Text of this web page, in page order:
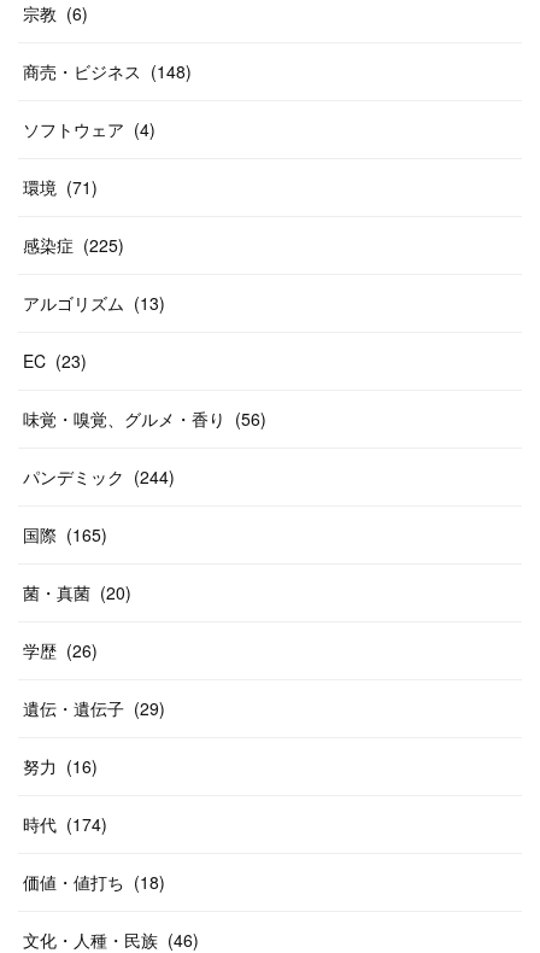
宗教 (6)
商売・ビジネス (148)
ソフトウェア (4)
環境 (71)
感染症 (225)
アルゴリズム (13)
EC (23)
味覚・嗅覚、グルメ・香り (56)
パンデミック (244)
国際 (165)
菌・真菌 (20)
学歴 (26)
遺伝・遺伝子 (29)
努力 (16)
時代 (174)
価値・値打ち (18)
文化・人種・民族 (46)